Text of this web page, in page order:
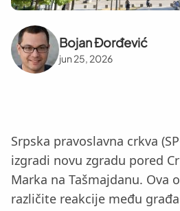
Bojan Đorđević
jun 25, 2026
Srpska pravoslavna crkva
izgradi novu zgradu pored
Marka na Tašmajdanu. Ova
različite reakcije među